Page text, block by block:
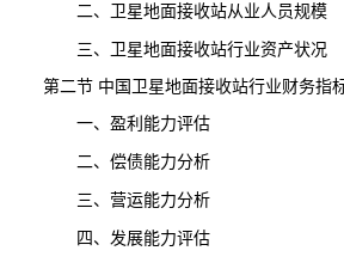
二、卫星地面接收站从业人员规模
三、卫星地面接收站行业资产状况
第二节 中国卫星地面接收站行业财务指
一、盈利能力评估
二、偿债能力分析
三、营运能力分析
四、发展能力评估